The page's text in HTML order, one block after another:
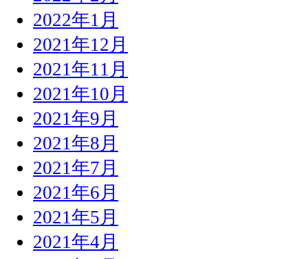
2022年1月
2021年12月
2021年11月
2021年10月
2021年9月
2021年8月
2021年7月
2021年6月
2021年5月
2021年4月